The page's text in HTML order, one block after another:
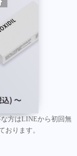
方はLINEから初回無
おります。